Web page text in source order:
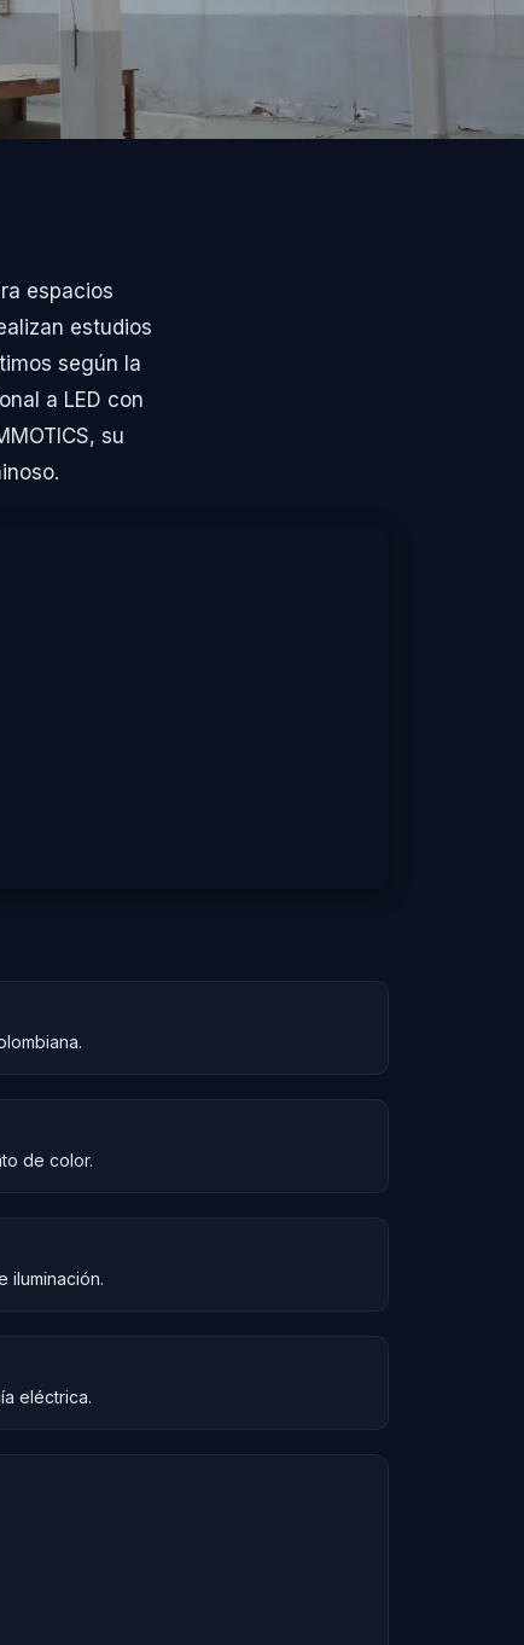
espacios
estudios
según la
a LED con
su
de color.
iluminación.
eléctrica.